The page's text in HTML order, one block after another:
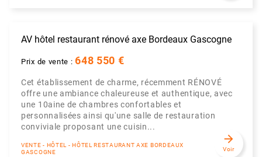
AV hôtel restaurant rénové axe Bordeaux Gascogne
Prix de vente :648 550 €
Cet établissement de charme, récemment RÉNOVÉ
offre une ambiance chaleureuse et authentique, avec
une 10aine de chambres confortables et
personnalisées ainsi qu'une salle de restauration
conviviale proposant une cuisin...
VENTE - HÔTEL - HÔTEL RESTAURANT AXE BORDEAUX
GASCOGNE
arrow_forward
Voir